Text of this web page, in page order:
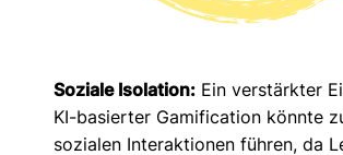
Soziale Isolation: Ein verstärkter
KI-basierter Gamification könnte
sozialen Interaktionen führen, da